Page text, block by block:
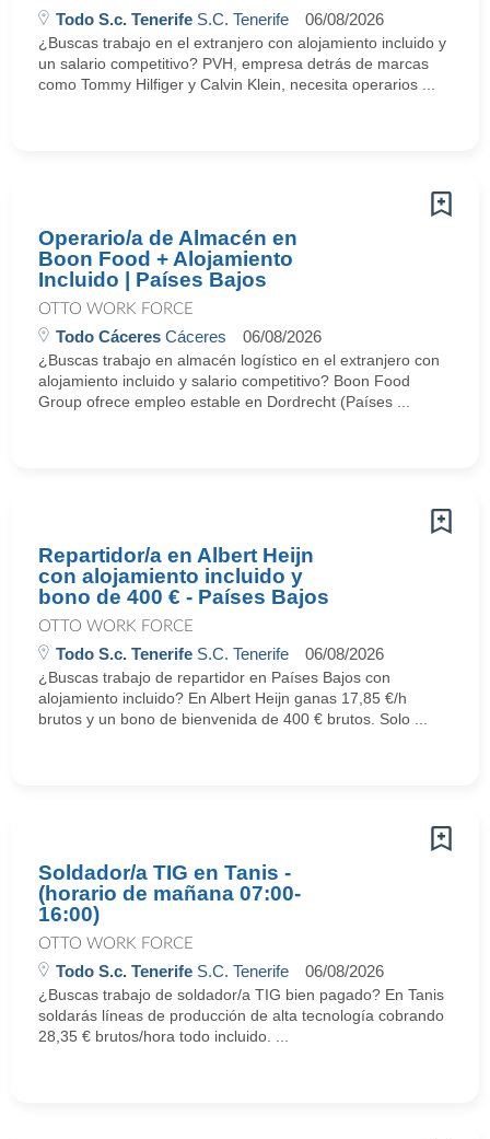
Todo S.c. Tenerife S.C. Tenerife 06/08/2026
¿Buscas trabajo en el extranjero con alojamiento incluido y
un salario competitivo? PVH, empresa detrás de marcas
como Tommy Hilfiger y Calvin Klein, necesita operarios ...
Operario/a de Almacén en
Boon Food + Alojamiento
Incluido | Países Bajos
OTTO WORK FORCE
Todo Cáceres Cáceres 06/08/2026
¿Buscas trabajo en almacén logístico en el extranjero con
alojamiento incluido y salario competitivo? Boon Food
Group ofrece empleo estable en Dordrecht (Países ...
Repartidor/a en Albert Heijn
con alojamiento incluido y
bono de 400 € - Países Bajos
OTTO WORK FORCE
Todo S.c. Tenerife S.C. Tenerife 06/08/2026
¿Buscas trabajo de repartidor en Países Bajos con
alojamiento incluido? En Albert Heijn ganas 17,85 €/h
brutos y un bono de bienvenida de 400 € brutos. Solo ...
Soldador/a TIG en Tanis -
(horario de mañana 07:00-
16:00)
OTTO WORK FORCE
Todo S.c. Tenerife S.C. Tenerife 06/08/2026
¿Buscas trabajo de soldador/a TIG bien pagado? En Tanis
soldarás líneas de producción de alta tecnología cobrando
28,35 € brutos/hora todo incluido. ...